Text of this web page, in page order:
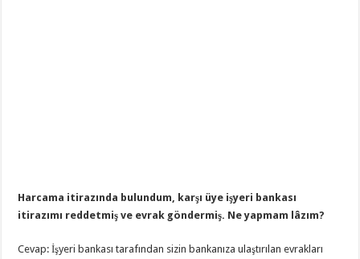
Harcama itirazında bulundum, karşı üye işyeri bankası
itirazımı reddetmiş ve evrak göndermiş. Ne yapmam lâzım?
Cevap: İşyeri bankası tarafından sizin bankanıza ulaştırılan evrakları